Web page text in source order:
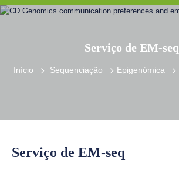
Serviço de EM-seq
Início Sequenciação Epigenómica
Serviço de EM-seq